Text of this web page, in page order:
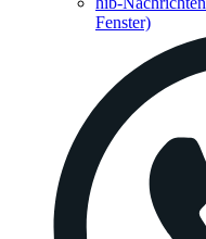
Fenster)